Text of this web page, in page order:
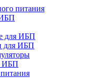
питания
для ИБП
для ИБП
ИБП